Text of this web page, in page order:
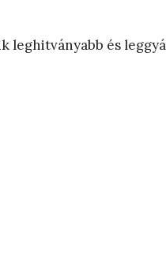
leghitványabb és